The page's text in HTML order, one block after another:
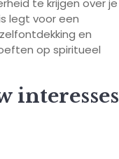
te krijgen over je
legt voor een
en
op spiritueel
interesses